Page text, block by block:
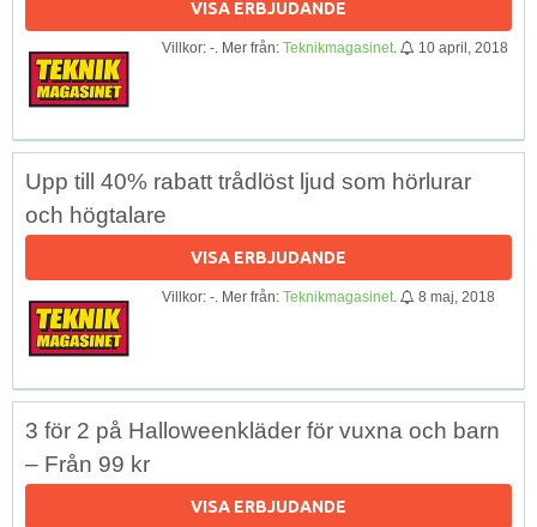
VISA ERBJUDANDE
Villkor: -. Mer från: Teknikmagasinet 10 april, 2018
Upp till 40% rabatt trådlöst ljud som hörlurar
och högtalare
VISA ERBJUDANDE
Villkor: -. Mer från: Teknikmagasinet 8 maj, 2018
3 för 2 på Halloweenkläder för vuxna och barn
– Från 99 kr
VISA ERBJUDANDE